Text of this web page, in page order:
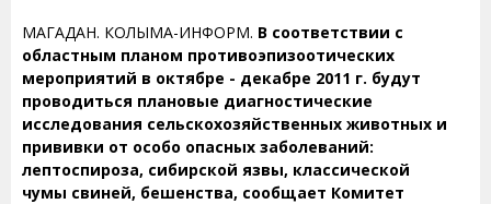
МАГАДАН. КОЛЫМА-ИНФОРМ. В соответствии с
областным планом противоэпизоотических
мероприятий в октябре - декабре 2011 г. будут
проводиться плановые диагностические
исследования сельскохозяйственных животных и
прививки от особо опасных заболеваний:
лептоспироза, сибирской язвы, классической
чумы свиней, бешенства, сообщает Комитет